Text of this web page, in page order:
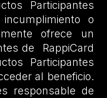
Participantes
o
ofrece un
de RappiCard
Participantes
al beneficio.
responsable de